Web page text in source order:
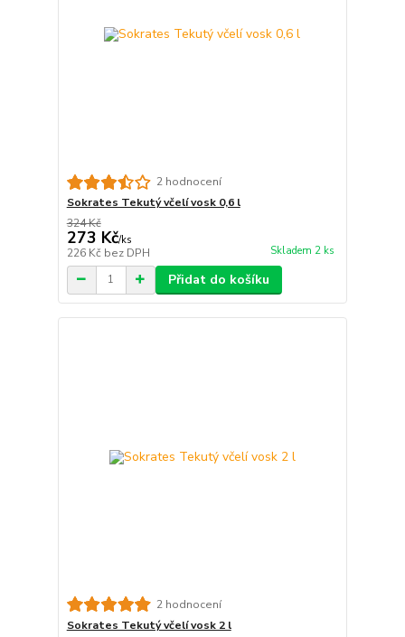
2 hodnocení
Sokrates Tekutý včelí vosk 0,6 l
324 Kč
273 Kč/ks
226 Kč bez DPH Skladem 2 ks
Přidat do košíku
2 hodnocení
Sokrates Tekutý včelí vosk 2 l